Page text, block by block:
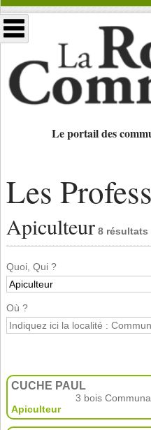
Le portail des
Les
Apiculteur 8 résultats
Quoi, Qui ?
Où ?
CUCHE PAUL
3 bois
Apiculteur